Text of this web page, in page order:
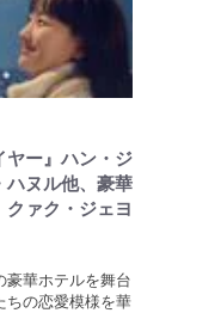
ヤー』ハン・ジ
ハヌル他、豪華
クァク・ジェヨ
豪華ホテルを舞台
ちの恋愛模様を華